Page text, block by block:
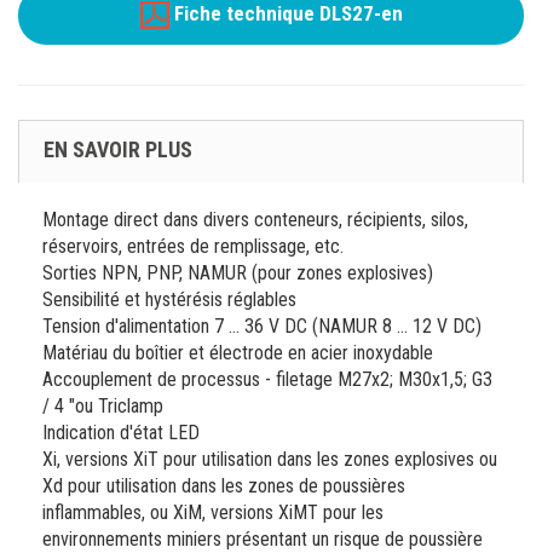
Fiche technique DLS27-en
EN SAVOIR PLUS
Montage direct dans divers conteneurs, récipients, silos,
réservoirs, entrées de remplissage, etc.
Sorties NPN, PNP, NAMUR (pour zones explosives)
Sensibilité et hystérésis réglables
Tension d'alimentation 7 ... 36 V DC (NAMUR 8 ... 12 V DC)
Matériau du boîtier et électrode en acier inoxydable
Accouplement de processus - filetage M27x2; M30x1,5; G3
/ 4 "ou Triclamp
Indication d'état LED
Xi, versions XiT pour utilisation dans les zones explosives ou
Xd pour utilisation dans les zones de poussières
inflammables, ou XiM, versions XiMT pour les
environnements miniers présentant un risque de poussière